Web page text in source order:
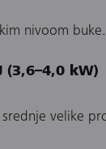
nivoom buke.
(3,6–4,0 kW)
srednje velike